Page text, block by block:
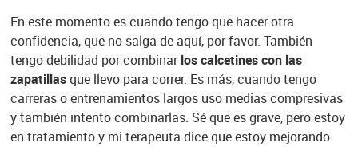
En este momento es cuando tengo que hacer otra
confidencia, que no salga de aquí, por favor. También
tengo debilidad por combinarlos calcetines con las
zapatillasque llevo para correr. Es más, cuando tengo
carreras o entrenamientos largos uso medias compresivas
y también intento combinarlas. Sé que es grave, pero estoy
en tratamiento y mi terapeuta dice que estoy mejorando.